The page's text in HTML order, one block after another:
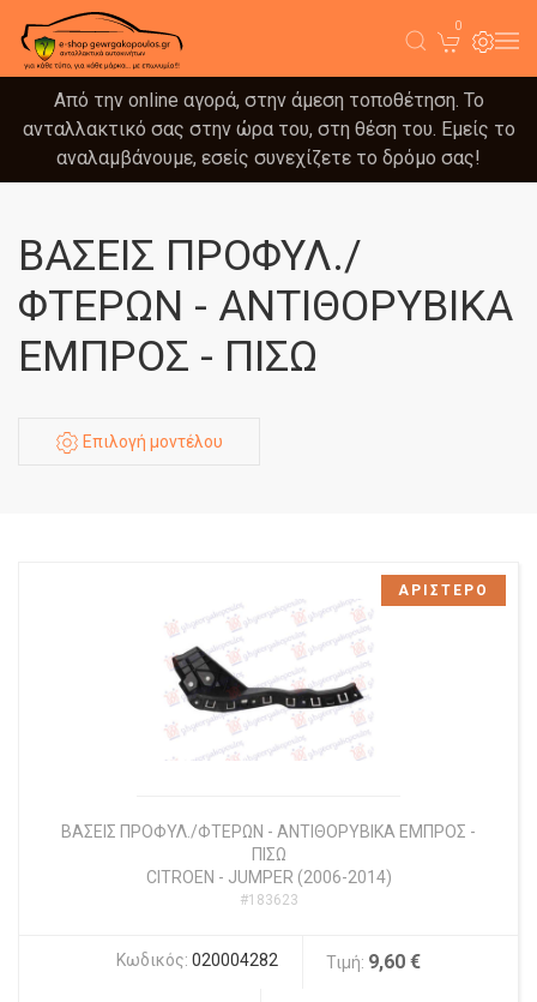
0
Από την online αγορά, στην άμεση τοποθέτηση. Το
ανταλλακτικό σας στην ώρα του, στη θέση του. Εμείς το
αναλαμβάνουμε, εσείς συνεχίζετε το δρόμο σας!
ΒΑΣΕΙΣ ΠΡΟΦΥΛ./
ΦΤΕΡΩΝ - ΑΝΤΙΘΟΡΥΒΙΚΑ
ΕΜΠΡΟΣ - ΠΙΣΩ
Επιλογή μοντέλου
ΒΑΣΕΙΣ ΠΡΟΦΥΛ./ΦΤΕΡΩΝ - ΑΝΤΙΘΟΡΥΒΙΚΑ ΕΜΠΡΟΣ -
ΠΙΣΩ
CITROEN - JUMPER (2006-2014)
#183623
Κωδικός: 020004282 Τιμή: 9,60 €
ΑΡΙΣΤΕΡΟ